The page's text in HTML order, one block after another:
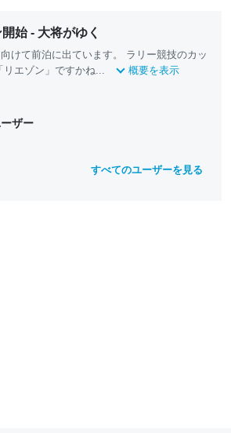
始 - 大将がゆく
けて前泊に出ています。 ラリー競技のカッ
リエゾン」ですかね...
概要を表示
ザー
すべてのユーザーを見る